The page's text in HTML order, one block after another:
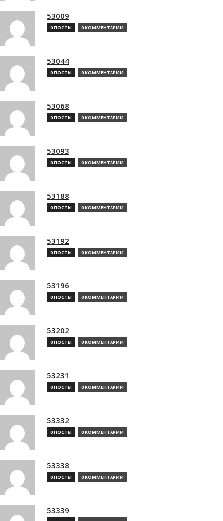
53009
0 ПОСТЫ 0 КОММЕНТАРИИ
53044
0 ПОСТЫ 0 КОММЕНТАРИИ
53068
0 ПОСТЫ 0 КОММЕНТАРИИ
53093
0 ПОСТЫ 0 КОММЕНТАРИИ
53188
0 ПОСТЫ 0 КОММЕНТАРИИ
53192
0 ПОСТЫ 0 КОММЕНТАРИИ
53196
0 ПОСТЫ 0 КОММЕНТАРИИ
53202
0 ПОСТЫ 0 КОММЕНТАРИИ
53231
0 ПОСТЫ 0 КОММЕНТАРИИ
53332
0 ПОСТЫ 0 КОММЕНТАРИИ
53338
0 ПОСТЫ 0 КОММЕНТАРИИ
53339